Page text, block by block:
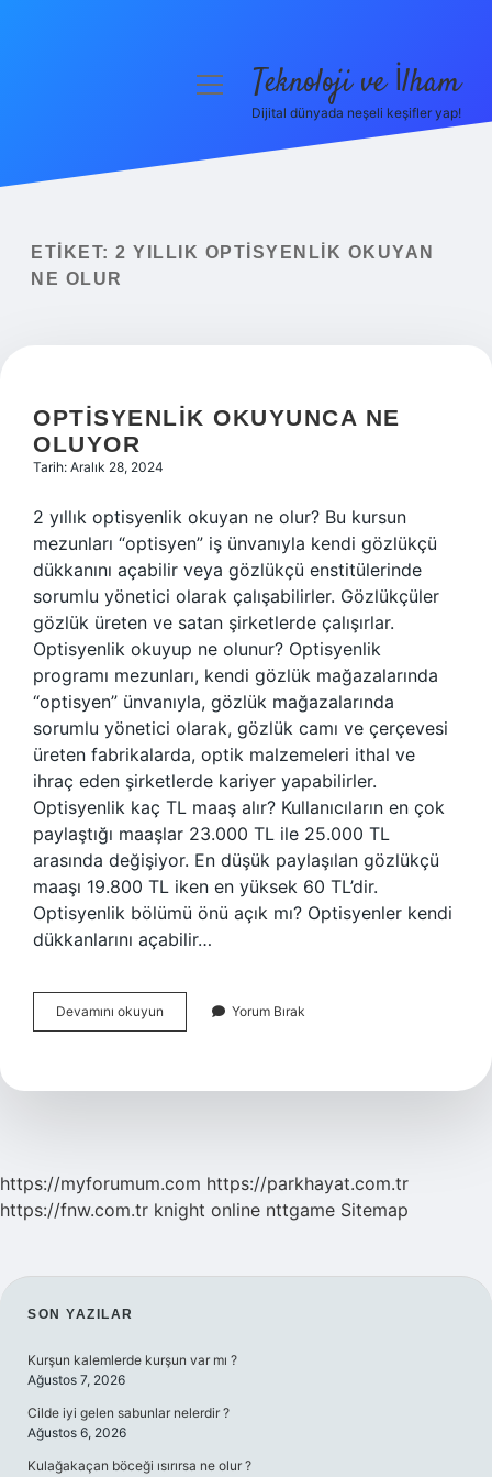
Yasal Uyarı
menüyüTeknoloji ve İlham
Dijital dünyada neşeli keşifler yap!
ETIKET: 2 YILLIK OPTISYENLIK OKUYAN
NE OLUR
OPTISYENLIK OKUYUNCA NE
OLUYOR
Tarih: Aralık 28, 2024
2 yıllık optisyenlik okuyan ne olur? Bu kursun
mezunları “optisyen” iş ünvanıyla kendi gözlükçü
dükkanını açabilir veya gözlükçü enstitülerinde
sorumlu yönetici olarak çalışabilirler. Gözlükçüler
gözlük üreten ve satan şirketlerde çalışırlar.
Optisyenlik okuyup ne olunur? Optisyenlik
programı mezunları, kendi gözlük mağazalarında
“optisyen” ünvanıyla, gözlük mağazalarında
sorumlu yönetici olarak, gözlük camı ve çerçevesi
üreten fabrikalarda, optik malzemeleri ithal ve
ihraç eden şirketlerde kariyer yapabilirler.
Optisyenlik kaç TL maaş alır? Kullanıcıların en çok
paylaştığı maaşlar 23.000 TL ile 25.000 TL
arasında değişiyor. En düşük paylaşılan gözlükçü
maaşı 19.800 TL iken en yüksek 60 TL’dir.
Optisyenlik bölümü önü açık mı? Optisyenler kendi
dükkanlarını açabilir…
Devamını okuyun Optisyenlik
Okuyunca
Yorum Bırak
https://myforumum.com https://parkhayat.com.tr
https://fnw.com.tr knight online nttgame Sitemap
SIDEBAR
SON YAZILAR
Kurşun kalemlerde kurşun var mı ?
Ağustos 7, 2026
Cilde iyi gelen sabunlar nelerdir ?
Ağustos 6, 2026
Kulağakaçan böceği ısırırsa ne olur ?